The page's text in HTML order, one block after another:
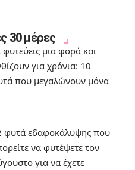
30 μέρες
φυτεύεις μια φορά και
για χρόνια: 10
που μεγαλώνουν μόνα
φυτά εδαφοκάλυψης που
να φυτέψετε τον
για να έχετε